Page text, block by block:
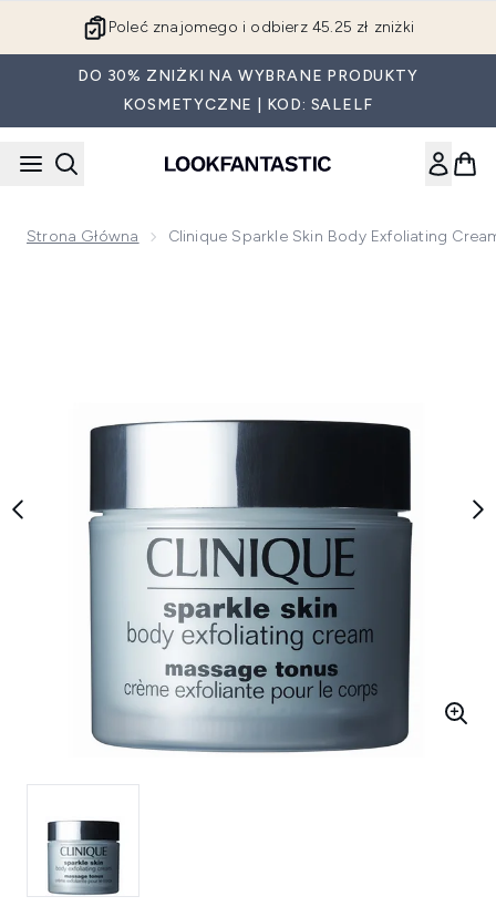
Poleć znajomego i odbierz 45.25 zł zniżki
DO 30% ZNIŻKI NA WYBRANE PRODUKTY
KOSMETYCZNE | KOD: SALELF
Strona Główna Clinique Sparkle Skin Body Exfoliating